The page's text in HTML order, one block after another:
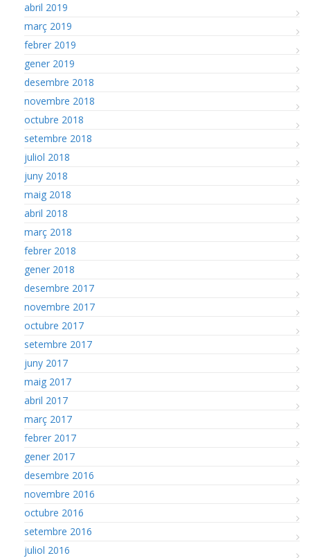
abril 2019
març 2019
febrer 2019
gener 2019
desembre 2018
novembre 2018
octubre 2018
setembre 2018
juliol 2018
juny 2018
maig 2018
abril 2018
març 2018
febrer 2018
gener 2018
desembre 2017
novembre 2017
octubre 2017
setembre 2017
juny 2017
maig 2017
abril 2017
març 2017
febrer 2017
gener 2017
desembre 2016
novembre 2016
octubre 2016
setembre 2016
juliol 2016